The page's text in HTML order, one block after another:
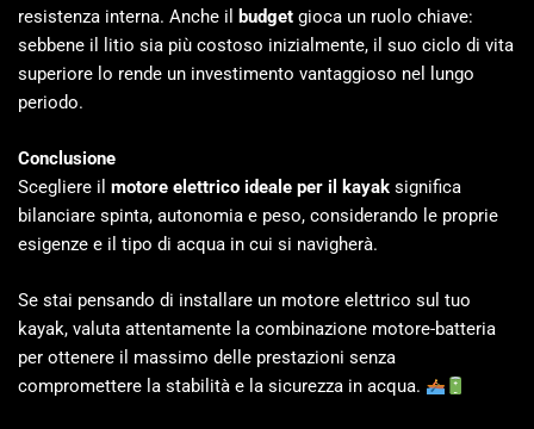
resistenza interna. Anche il
budget gioca un ruolo chiave:
sebbene il litio sia più costoso inizialmente, il suo ciclo di vita
superiore lo rende un investimento vantaggioso nel lungo
periodo.
Conclusione
Scegliere il motore elettrico ideale per il kayak significa
bilanciare spinta, autonomia e peso, considerando le proprie
esigenze e il tipo di acqua in cui si navigherà.
Se stai pensando di installare un motore elettrico sul tuo
kayak, valuta attentamente la combinazione motore-batteria
per ottenere il massimo delle prestazioni senza
compromettere la stabilità e la sicurezza in acqua.